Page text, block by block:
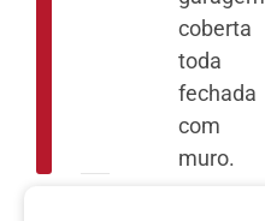
coberta
toda
fechada
com
muro.